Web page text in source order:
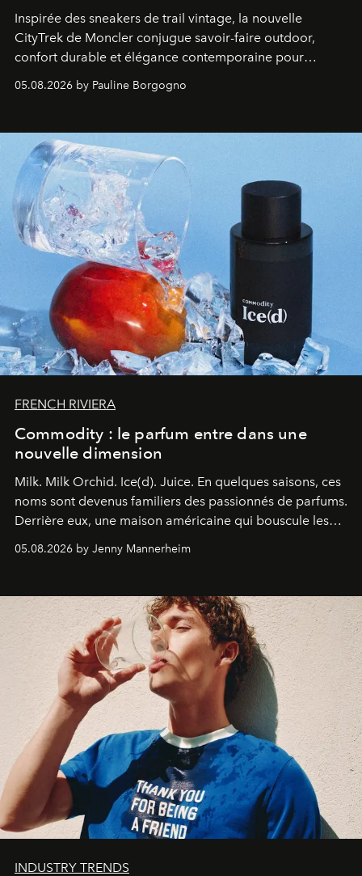
Inspirée des sneakers de trail vintage, la nouvelle
CityTrek de Moncler conjugue savoir-faire outdoor,
confort durable et élégance contemporaine pour
05.08.2026 by Pauline Borgogno
FRENCH RIVIERA
Commodity : le parfum entre dans une
nouvelle dimension
Milk. Milk Orchid. Ice(d). Juice. En quelques saisons, ces
noms sont devenus familiers des passionnés de parfums.
Derrière eux, une maison américaine qui bouscule les
une approche aussi intuitive que personnelle :
05.08.2026 by Jenny Mannerheim
INDUSTRY TRENDS